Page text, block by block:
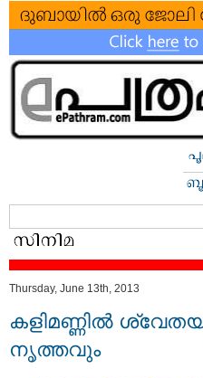
Thursday, June 13th, 2013
കളിമണ്ണില്‍
നൃത്തവും